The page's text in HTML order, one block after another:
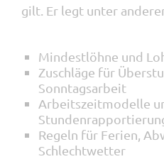
gilt. Er legt unter
Mindestlöhne und
Zuschläge für
Sonntagsarbeit
Arbeitszeitmodelle
Regeln für Ferien,
Schlechtwetter